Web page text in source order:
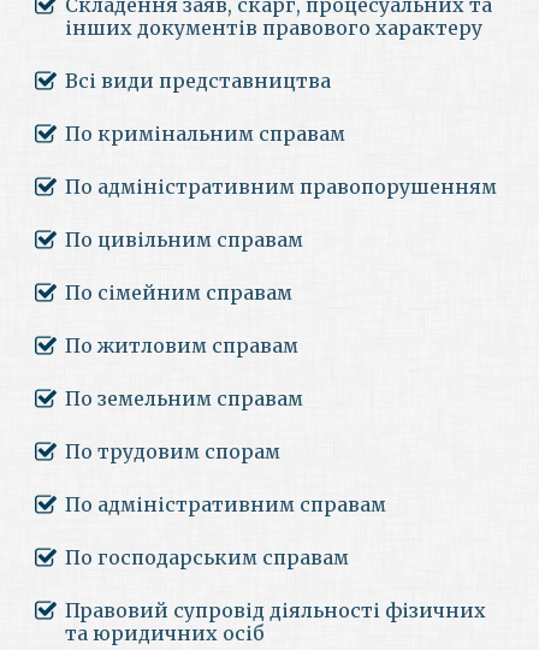
Складення заяв, скарг, процесуальних та
інших документів правового характеру
Всі види представництва
По кримінальним справам
По адміністративним правопорушенням
По цивільним справам
По сімейним справам
По житловим справам
По земельним справам
По трудовим спорам
По адміністративним справам
По господарським справам
Правовий супровід діяльності фізичних
та юридичних осіб